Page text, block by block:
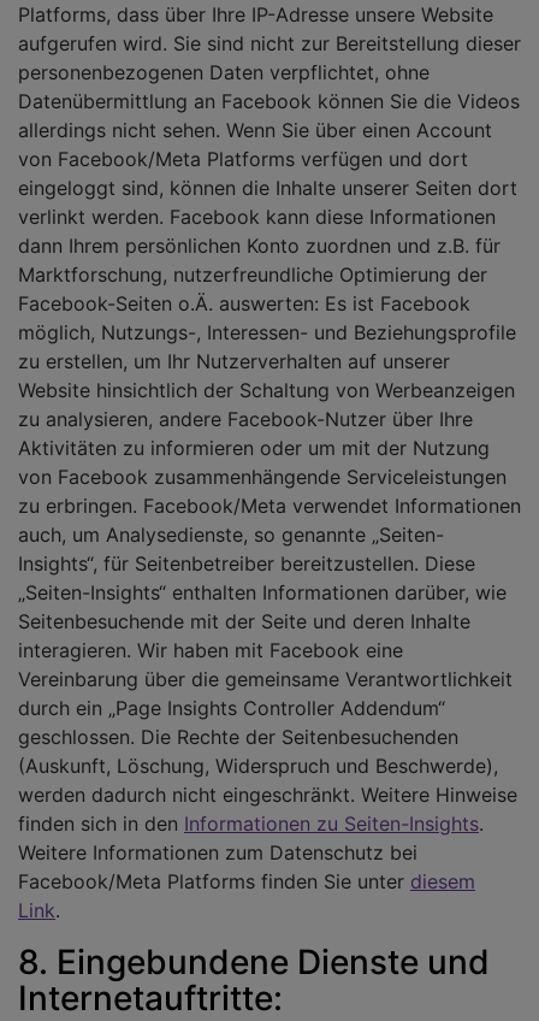
Platforms, dass über Ihre IP-Adresse unsere Website
aufgerufen wird. Sie sind nicht zur Bereitstellung dieser
personenbezogenen Daten verpflichtet, ohne
Datenübermittlung an Facebook können Sie die Videos
allerdings nicht sehen. Wenn Sie über einen Account
von Facebook/Meta Platforms verfügen und dort
eingeloggt sind, können die Inhalte unserer Seiten dort
verlinkt werden. Facebook kann diese Informationen
dann Ihrem persönlichen Konto zuordnen und z.B. für
Marktforschung, nutzerfreundliche Optimierung der
Facebook-Seiten o.Ä. auswerten: Es ist Facebook
möglich, Nutzungs-, Interessen- und Beziehungsprofile
zu erstellen, um Ihr Nutzerverhalten auf unserer
Website hinsichtlich der Schaltung von Werbeanzeigen
zu analysieren, andere Facebook-Nutzer über Ihre
Aktivitäten zu informieren oder um mit der Nutzung
von Facebook zusammenhängende Serviceleistungen
zu erbringen. Facebook/Meta verwendet Informationen
auch, um Analysedienste, so genannte „Seiten-
Insights“, für Seitenbetreiber bereitzustellen. Diese
„Seiten-Insights“ enthalten Informationen darüber, wie
Seitenbesuchende mit der Seite und deren Inhalte
interagieren. Wir haben mit Facebook eine
Vereinbarung über die gemeinsame Verantwortlichkeit
durch ein „Page Insights Controller Addendum“
geschlossen. Die Rechte der Seitenbesuchenden
(Auskunft, Löschung, Widerspruch und Beschwerde),
werden dadurch nicht eingeschränkt. Weitere Hinweise
finden sich in den Informationen zu Seiten-Insights.
Weitere Informationen zum Datenschutz bei
Facebook/Meta Platforms finden Sie unter diesem
Link.
8. Eingebundene Dienste und
Internetauftritte: